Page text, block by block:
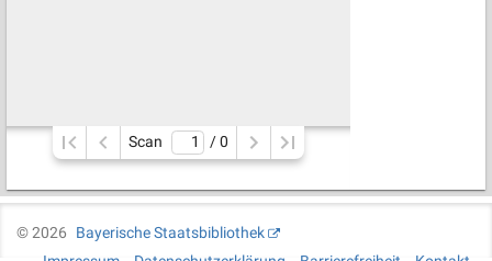
Scan / 0
©2026
Bayerische Staatsbibliothek